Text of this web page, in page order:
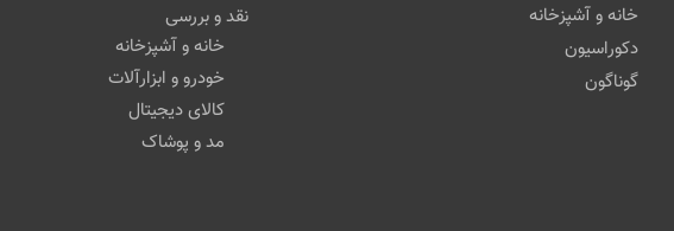
خانه و آشپزخانه
دکوراسیون
گوناگون
نقد و بررسی
خانه و آشپزخانه
خودرو و ابزارآلات
کالای دیجیتال
مد و پوشاک